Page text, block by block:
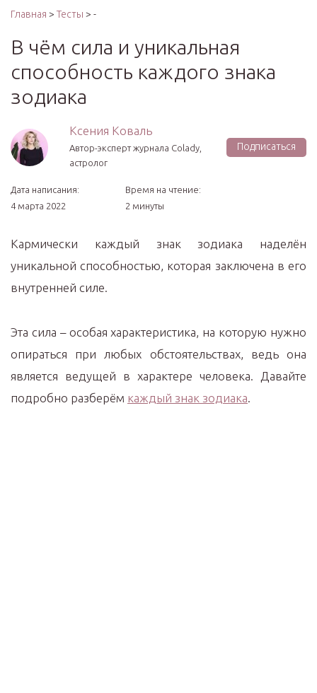
Главная > Тесты > -
В чём сила и уникальная
способность каждого знака
зодиака
Ксения Коваль
Автор-эксперт журнала Сolady,
астролог
Подписаться
Дата написания:
4 марта 2022
Время на чтение:
2 минуты
Кармически каждый знак зодиака наделён
уникальной способностью, которая заключена в его
внутренней силе.
Эта сила – особая характеристика, на которую нужно
опираться при любых обстоятельствах, ведь она
является ведущей в характере человека. Давайте
подробно разберём каждый знак зодиака.